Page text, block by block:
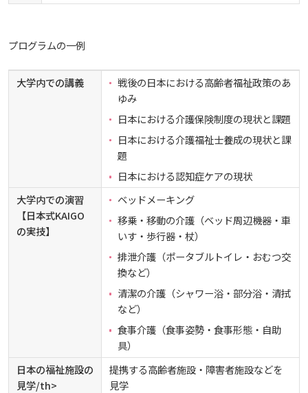
ビジュランクラウド
学外からのつかいかた
看護師・保健師国家試験対策
活動とイベント
利用講習会
学生図書委員の活動
図書館だより『Library News』
プログラムの一例
大学内での講義
戦後の日本における高齢者福祉政策のあ
ゆみ
日本における介護保険制度の現状と課題
日本における介護福祉士養成の現状と課
題
日本における認知症ケアの現状
大学内での演習
【日本式KAIGO
の実技】
ベッドメーキング
移乗・移動の介護（ベッド周辺機器・車
いす・歩行器・杖）
排泄介護（ポータブルトイレ・おむつ交
換など）
清潔の介護（シャワー浴・部分浴・清拭
など）
食事介護（食事姿勢・食事形態・自助
具）
日本の福祉施設の
見学/th>
提携する高齢者施設・障害者施設などを
見学